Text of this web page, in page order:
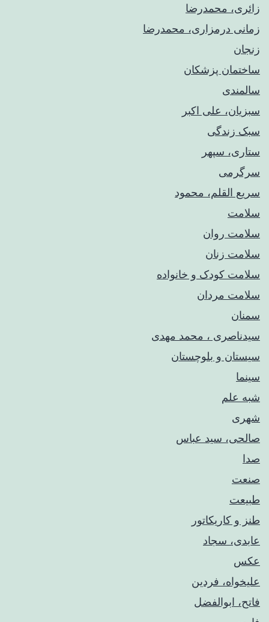
زائری، محمدرضا
زمانی درمزاری، محمدرضا
زنجان
ساختمان پزشکان
سالمندی
سبزیان، علی اکبر
سبک زندگی
ستاری، سپهر
سرگرمی
سریع القلم، محمود
سلامت
سلامت روان
سلامت زنان
سلامت کودک‌ و خانواده
سلامت مردان
سمنان
سیدناصری ، محمد مهدی
سیستان و بلوچستان
سینما
شبه علم
شهری
صالحی، سید عباس
صدا
صنعت
طبیعت
طنز و کاریکاتور
عابدی، سجاد
عکس
علیخواه، فردین
فاتح، ابوالفضل